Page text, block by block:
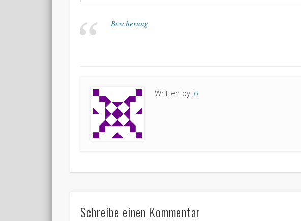
Bescherung
Written by Jo
Schreibe einen Kommentar